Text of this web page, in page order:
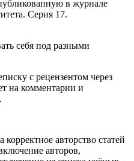
в журнале
Серия 17.
себя под разными
с рецензентом через
на комментарии и
авторство статей
авторов,